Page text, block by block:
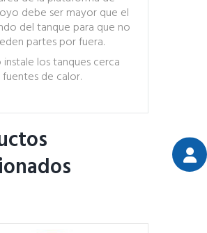
debe ser mayor que el
del tanque para que no
partes por fuera.
instale los tanques cerca
de calor.